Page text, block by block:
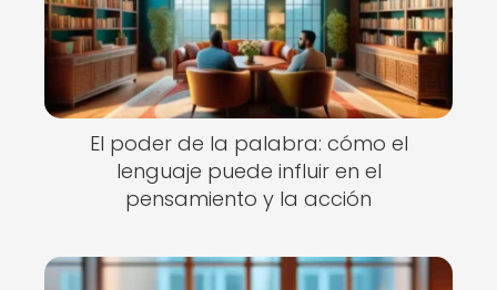
El poder de la palabra: cómo el
lenguaje puede influir en el
pensamiento y la acción